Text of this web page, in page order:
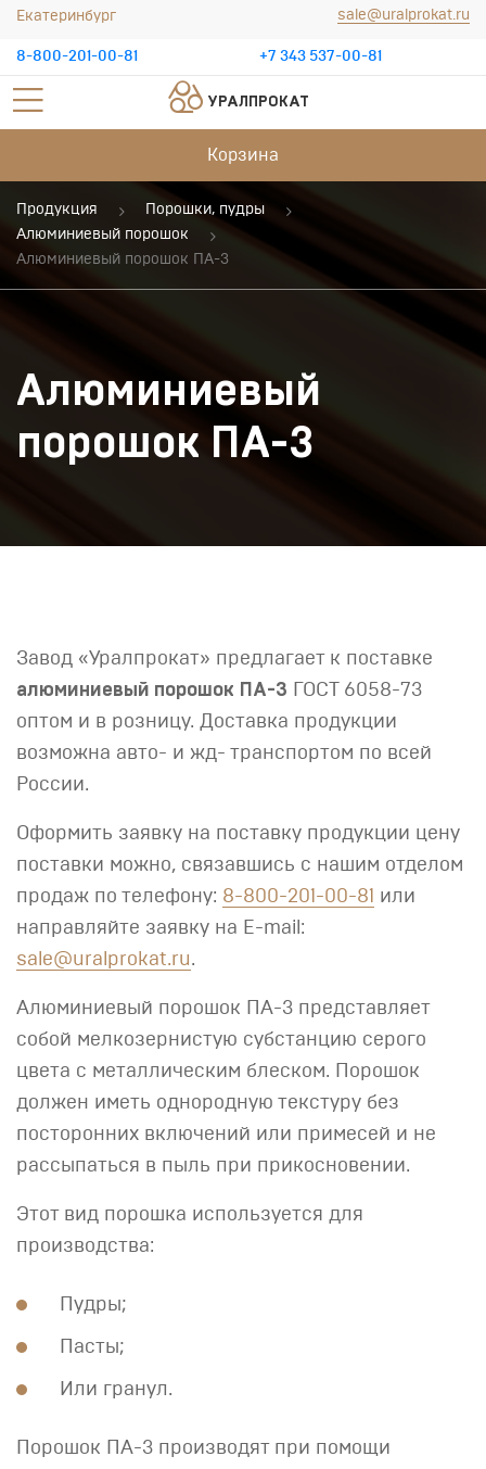
УРАЛПРОКАТ
Екатеринбург sale@uralprokat.ru
8-800-201-00-81 +7 343 537-00-81
Корзина
Продукция
Порошки, пудры
Алюминиевый порошок
Алюминиевый порошок ПА-3
Алюминиевый
порошок ПА-3
Завод «Уралпрокат» предлагает к поставке
алюминиевый порошок ПА-3 ГОСТ 6058-73
оптом и в розницу. Доставка продукции
возможна авто- и жд- транспортом по всей
России.
Оформить заявку на поставку продукции цену
поставки можно, связавшись с нашим отделом
продаж по телефону: 8-800-201-00-81 или
направляйте заявку на E-mail:
sale@uralprokat.ru.
Алюминиевый порошок ПА-3 представляет
собой мелкозернистую субстанцию серого
цвета с металлическим блеском. Порошок
должен иметь однородную текстуру без
посторонних включений или примесей и не
рассыпаться в пыль при прикосновении.
Этот вид порошка используется для
производства:
Пудры;
Пасты;
Или гранул.
Порошок ПА-3 производят при помощи